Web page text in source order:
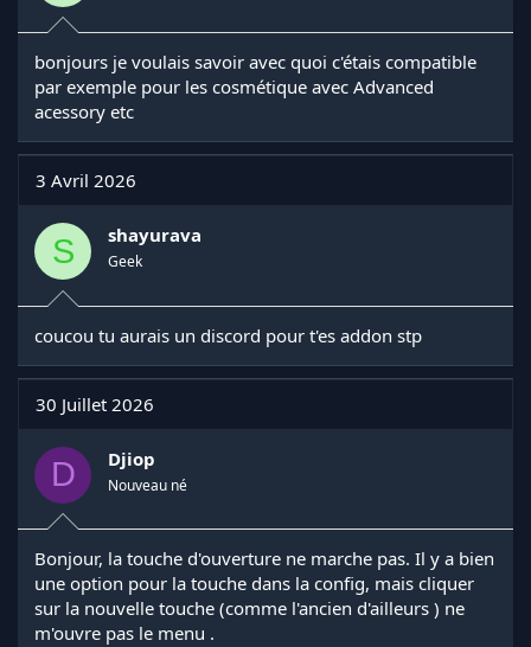
bonjours je voulais savoir avec quoi c'étais compatible
par exemple pour les cosmétique avec Advanced
acessory etc
3 Avril 2026
S shayurava
Geek
coucou tu aurais un discord pour t'es addon stp
30 Juillet 2026
D Djiop
Nouveau né
Bonjour, la touche d'ouverture ne marche pas. Il y a bien
une option pour la touche dans la config, mais cliquer
sur la nouvelle touche (comme l'ancien d'ailleurs ) ne
m'ouvre pas le menu .